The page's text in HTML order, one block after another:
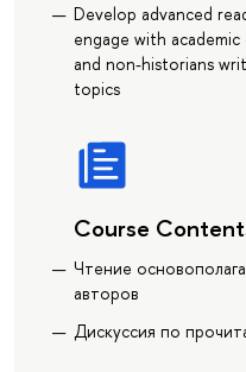
Develop advanced
engage with
and non-historians
topics
Course
Чтение
авторов
Дискуссия по